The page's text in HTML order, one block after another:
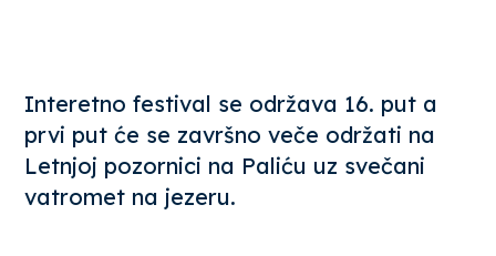
Interetno festival se održava 16. put a
prvi put će se završno veče održati na
Letnjoj pozornici na Paliću uz svečani
vatromet na jezeru.